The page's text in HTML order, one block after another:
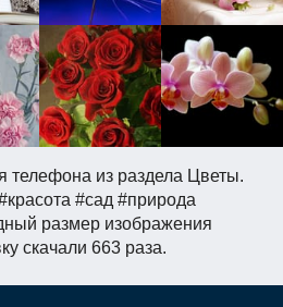
телефона из раздела Цветы.
#сад #природа
размер изображения
скачали 663 раза.